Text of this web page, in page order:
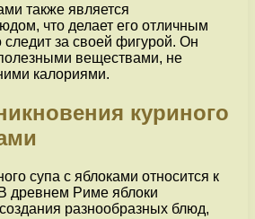
также является
что делает его отличным
за своей фигурой. Он
веществами, не
калориями.
куриного
супа с яблоками относится к
древнем Риме яблоки
разнообразных блюд,